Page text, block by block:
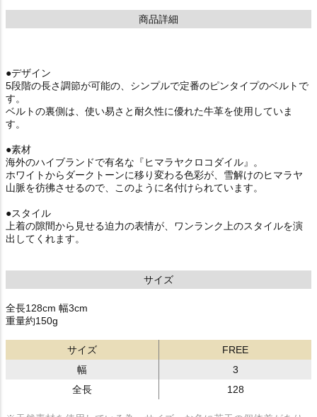
商品詳細
●デザイン
5段階の長さ調節が可能の、シンプルで定番のピンタイプのベルトで
す。
ベルトの裏側は、使い易さと耐久性に優れた牛革を使用していま
す。
●素材
海外のハイブランドで有名な『ヒマラヤクロコダイル』。
ホワイトからダークトーンに移り変わる色彩が、雪解けのヒマラヤ
山脈を彷彿させるので、このように名付けられています。
●スタイル
上着の隙間から見せる迫力の表情が、ワンランク上のスタイルを演
出してくれます。
サイズ
全長128cm 幅3cm
重量約150g
サイズ
FREE
幅
3
全長
128